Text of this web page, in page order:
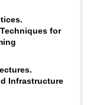
for
Infrastructure